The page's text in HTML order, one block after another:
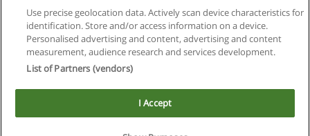
Privacidad de datos
Contactar con Educaedu
Copyright © Educaedu Business S.L. - CIF : B-95610580: -
Use precise geolocation data. Actively scan device characteristics for
identification. Store and/or access information on a device.
Personalised advertising and content, advertising and content
measurement, audience research and services development.
List of Partners (vendors)
I Accept